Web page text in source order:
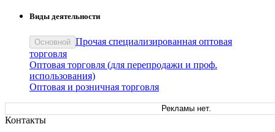
Виды деятельности
Основной Прочая специализированная оптовая
торговля
Оптовая торговля (для перепродажи и проф.
использования)
Оптовая и розничная торговля
Рекламы нет.
Контакты